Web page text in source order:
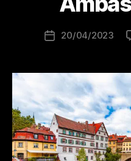
Publiseringsdato
20/04/2023